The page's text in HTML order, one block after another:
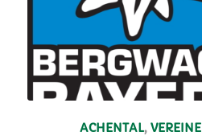
ACHENTAL,VEREINE